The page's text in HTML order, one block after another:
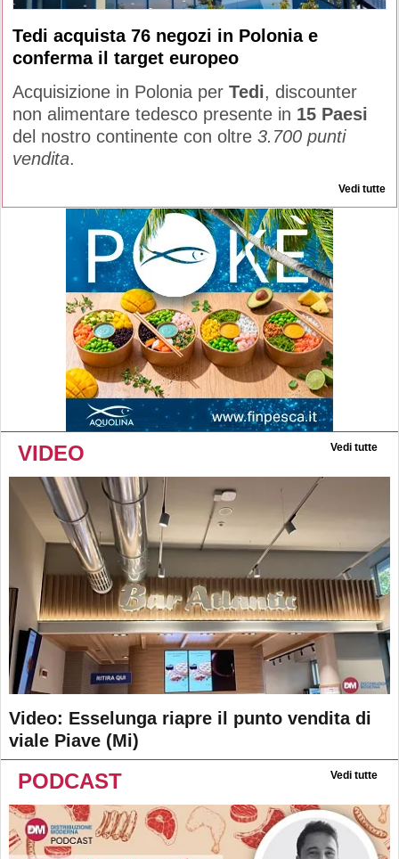
Tedi acquista 76 negozi in Polonia e
conferma il target europeo
Acquisizione in Polonia per Tedi, discounter
non alimentare tedesco presente in 15 Paesi
del nostro continente con oltre 3.700 punti
vendita.
Vedi tutte
VIDEO Vedi tutte
Video: Esselunga riapre il punto vendita di
viale Piave (Mi)
PODCAST Vedi tutte